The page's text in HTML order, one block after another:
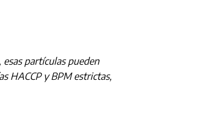
partículas pueden
HACCP y BPM estrictas,